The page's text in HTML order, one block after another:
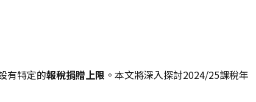
有特定的報稅捐贈上限 。本文將深入探討2024/25課稅年